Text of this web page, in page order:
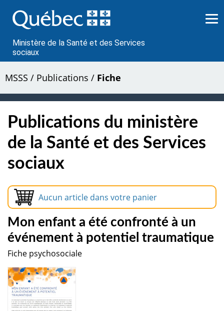
au
contenu
Ministère de la Santé et des Services
sociaux
MSSS / Publications / Fiche
Publications du ministère
de la Santé et des Services
sociaux
Aucun article dans votre panier
Mon enfant a été confronté à un
événement à potentiel traumatique
Fiche psychosociale